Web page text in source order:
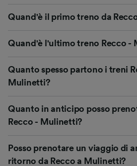
Quand'è il primo treno da
Quand'è l'ultimo treno Recco -
Quanto spesso partono i treni
Mulinetti?
Quanto in anticipo posso
Recco - Mulinetti?
Posso prenotare un viaggio di
ritorno da Recco a Mulinetti?